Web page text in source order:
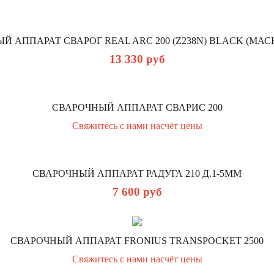
АППАРАТ СВАРОГ REAL ARC 200 (Z238N) BLACK
13 330 руб
СВАРОЧНЫЙ АППАРАТ СВАРИС 200
Свяжитесь с нами насчёт цены
СВАРОЧНЫЙ АППАРАТ РАДУГА 210 Д.1-5ММ
7 600 руб
СВАРОЧНЫЙ АППАРАТ FRONIUS TRANSPOCKET 2500
Свяжитесь с нами насчёт цены